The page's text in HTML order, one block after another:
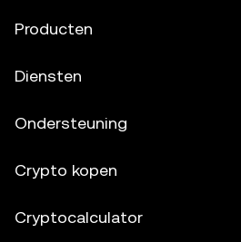
Producten
Diensten
Ondersteuning
Crypto kopen
Cryptocalculator